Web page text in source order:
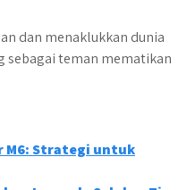
dan menaklukkan dunia
sebagai teman mematikan
M6: Strategi untuk